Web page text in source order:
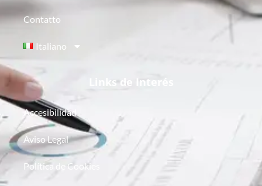
Contatto
Italiano
Links de Interés
Accesibilidad
Aviso Legal
Política de Cookies